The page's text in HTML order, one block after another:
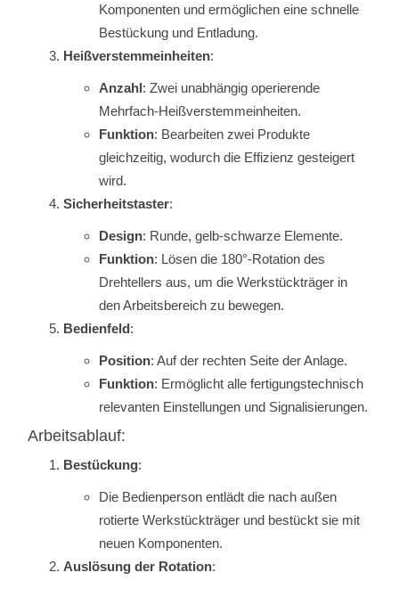
Komponenten und ermöglichen eine schnelle
Bestückung und Entladung.
Heißverstemmeinheiten:
Anzahl: Zwei unabhängig operierende
Mehrfach-Heißverstemmeinheiten.
Funktion: Bearbeiten zwei Produkte
gleichzeitig, wodurch die Effizienz gesteigert
wird.
Sicherheitstaster:
Design: Runde, gelb-schwarze Elemente.
Funktion: Lösen die 180°-Rotation des
Drehtellers aus, um die Werkstückträger in
den Arbeitsbereich zu bewegen.
Bedienfeld:
Position: Auf der rechten Seite der Anlage.
Funktion: Ermöglicht alle fertigungstechnisch
relevanten Einstellungen und Signalisierungen.
Arbeitsablauf:
Bestückung:
Die Bedienperson entlädt die nach außen
rotierte Werkstückträger und bestückt sie mit
neuen Komponenten.
Auslösung der Rotation: